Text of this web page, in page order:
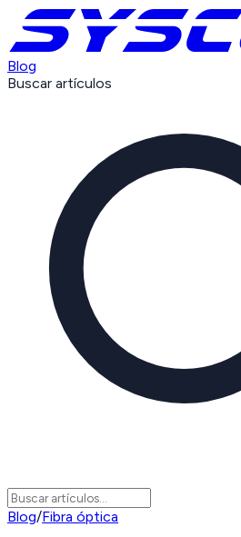
Blog
Buscar artículos
Blog/Fibra óptica